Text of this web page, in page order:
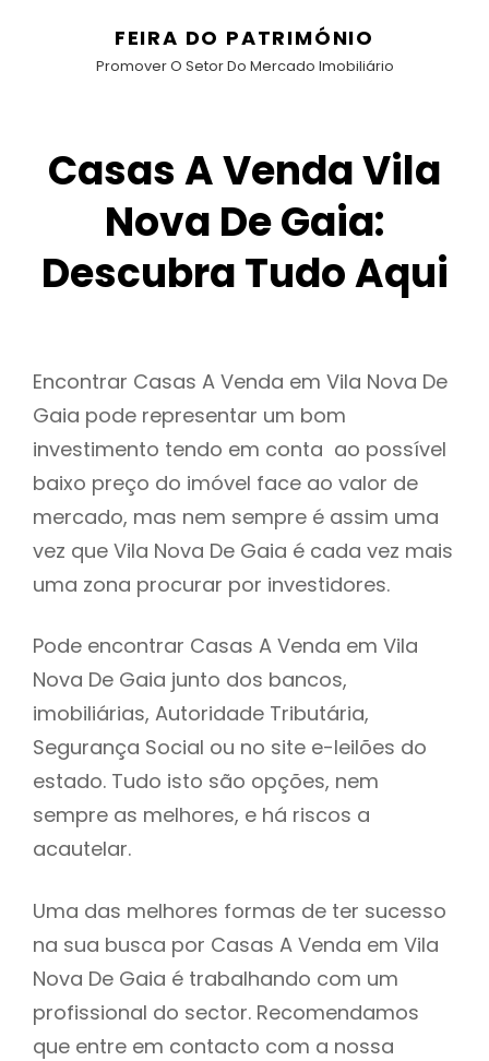
FEIRA DO PATRIMÓNIO
Promover O Setor Do Mercado Imobiliário
Casas A Venda Vila
Nova De Gaia:
Descubra Tudo Aqui
Encontrar Casas A Venda em Vila Nova De
Gaia pode representar um bom
investimento tendo em conta ao possível
baixo preço do imóvel face ao valor de
mercado, mas nem sempre é assim uma
vez que Vila Nova De Gaia é cada vez mais
uma zona procurar por investidores.
Pode encontrar Casas A Venda em Vila
Nova De Gaia junto dos bancos,
imobiliárias, Autoridade Tributária,
Segurança Social ou no site e-leilões do
estado. Tudo isto são opções, nem
sempre as melhores, e há riscos a
acautelar.
Uma das melhores formas de ter sucesso
na sua busca por Casas A Venda em Vila
Nova De Gaia é trabalhando com um
profissional do sector. Recomendamos
que entre em contacto com a nossa